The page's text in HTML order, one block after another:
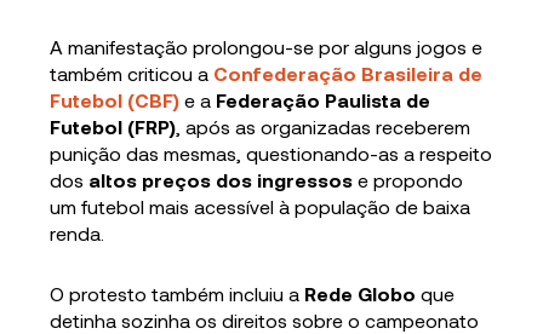
A manifestação prolongou-se por alguns jogos e
também criticou a Confederação Brasileira de
Futebol (CBF) e a Federação Paulista de
Futebol (FRP) , após as organizadas receberem
punição das mesmas, questionando-as a respeito
dos altos preços dos ingressose propondo
um futebol mais acessível à população de baixa
renda.
O protesto também incluiu a Rede Globo que
detinha sozinha os direitos sobre o campeonato